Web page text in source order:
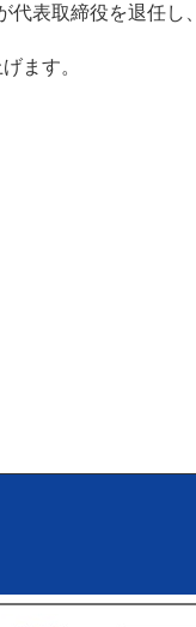
表取締役を退任し、
ます。